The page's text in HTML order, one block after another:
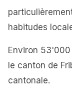
habitudes
Environ
le canton de
cantonale.